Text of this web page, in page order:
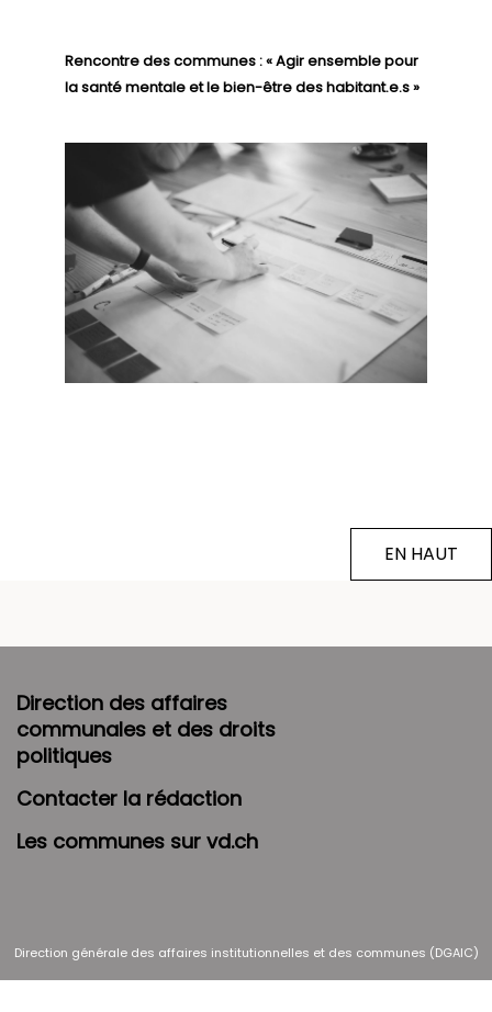
Rencontre des communes : « Agir ensemble pour
la santé mentale et le bien-être des habitant.e.s »
EN HAUT
Direction des affaires
communales et des droits
politiques
Contacter la rédaction
Les communes sur vd.ch
Direction générale des affaires institutionnelles et des communes (DGAIC)